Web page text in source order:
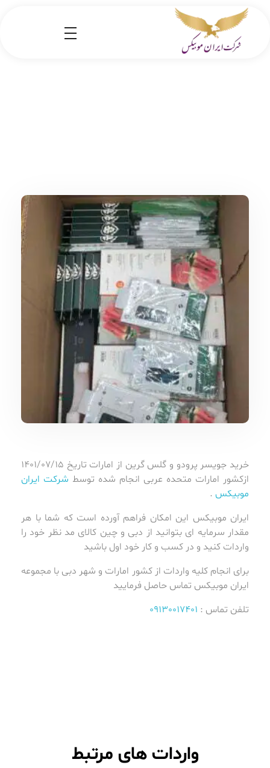
خرید جویسر پرودو و گلس گرین از امارات تاریخ 1401/07/15
ازکشور امارات متحده عربی انجام شده توسط شرکت ایران
موبیکس .
ایران موبیکس این امکان فراهم آورده است که شما با هر
مقدار سرمایه ای بتوانید از دبی و چین کالای مد نظر خود را
واردات کنید و در کسب و کار خود اول باشید
برای انجام کلیه واردات از کشور امارات و شهر دبی با مجموعه
ایران موبیکس تماس حاصل فرمایید
تلفن تماس : 09130017401
واردات های مرتبط